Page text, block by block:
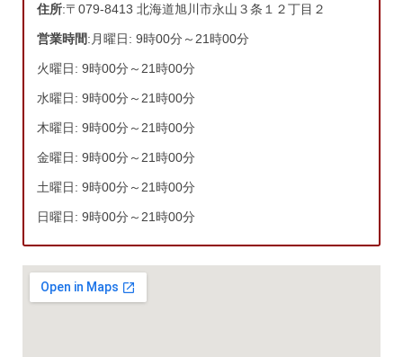
住所:〒079-8413 北海道旭川市永山３条１２丁目２
営業時間:月曜日: 9時00分～21時00分
火曜日: 9時00分～21時00分
水曜日: 9時00分～21時00分
木曜日: 9時00分～21時00分
金曜日: 9時00分～21時00分
土曜日: 9時00分～21時00分
日曜日: 9時00分～21時00分